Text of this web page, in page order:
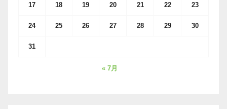
17 18 19 20 21 22 23
24 25 26 27 28 29 30
31
« 7月